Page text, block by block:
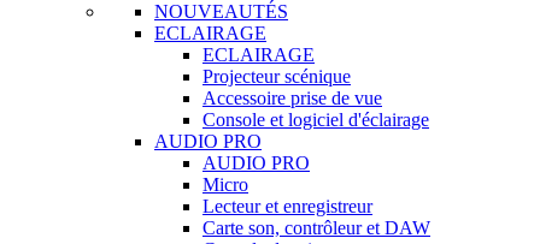
NOUVEAUTÉS
ECLAIRAGE
ECLAIRAGE
Projecteur scénique
Accessoire prise de vue
Console et logiciel d'éclairage
AUDIO PRO
AUDIO PRO
Micro
Lecteur et enregistreur
Carte son, contrôleur et DAW